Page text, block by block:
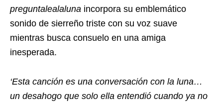
preguntalealaluna incorpora su emblemático
sonido de sierreño triste con su voz suave
mientras busca consuelo en una amiga
inesperada.
‘Esta canción es una conversación con la luna…
un desahogo que solo ella entendió cuando ya no